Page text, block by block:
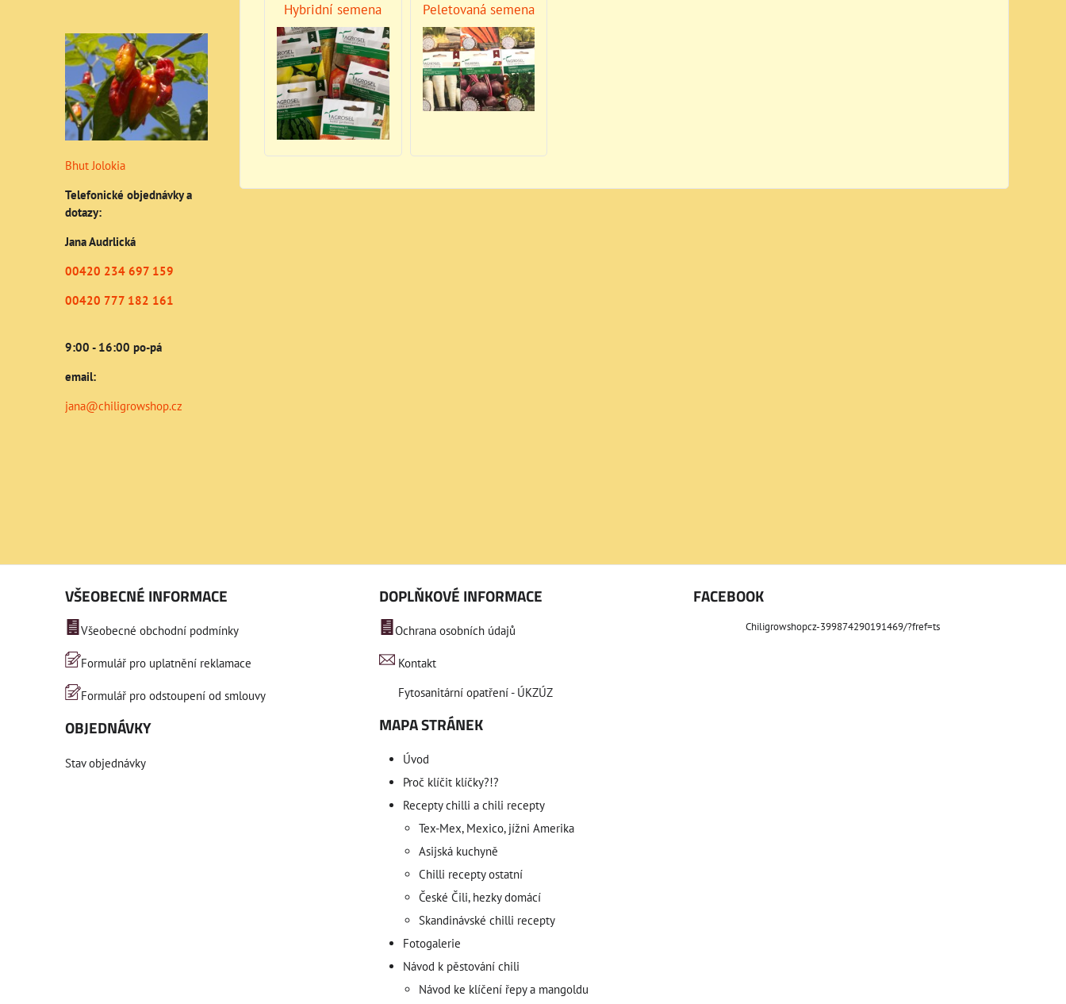
Hybridní semena Peletovaná semena
Bhut Jolokia
Telefonické objednávky a
dotazy:
Jana Audrlická
00420 234 697 159
00420 777 182 161
9:00 - 16:00 po-pá
email:
jana@chiligrowshop.cz
VŠEOBECNÉ INFORMACE
Všeobecné obchodní podmínky
Formulář pro uplatnění reklamace
Formulář pro odstoupení od smlouvy
OBJEDNÁVKY
Stav objednávky
DOPLŇKOVÉ INFORMACE
Ochrana osobních údajů
Kontakt
Fytosanitární opatření - ÚKZÚZ
MAPA STRÁNEK
Úvod
Proč klíčit klíčky?!?
Recepty chilli a chili recepty
Tex-Mex, Mexico, jížni Amerika
Asijská kuchyně
Chilli recepty ostatní
České Čili, hezky domácí
Skandinávské chilli recepty
Fotogalerie
Návod k pěstování chili
Návod ke klíčení řepy a mangoldu
FACEBOOK
Chiligrowshopcz-399874290191469/?fref=ts